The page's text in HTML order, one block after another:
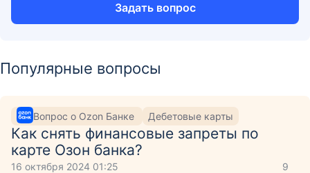
Задать вопрос
Популярные вопросы
Вопрос о Ozon Банке Дебетовые карты
Как снять финансовые запреты по
карте Озон банка?
16 октября 2024 01:25 9